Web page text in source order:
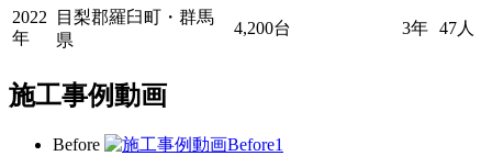
2022
年
目梨郡羅臼町・群馬
県
4,200台 3年 47人
施工事例動画
Before